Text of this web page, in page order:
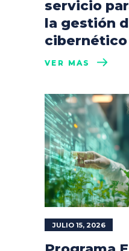
servicio
la gestión
cibernético
VER MÁS
JULIO 15, 2026